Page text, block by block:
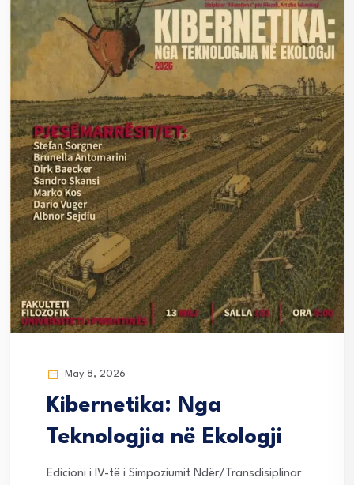
May 8, 2026
Kibernetika: Nga
Teknologjia në Ekologji
Edicioni i IV-të i Simpoziumit Ndër/Transdisiplinar